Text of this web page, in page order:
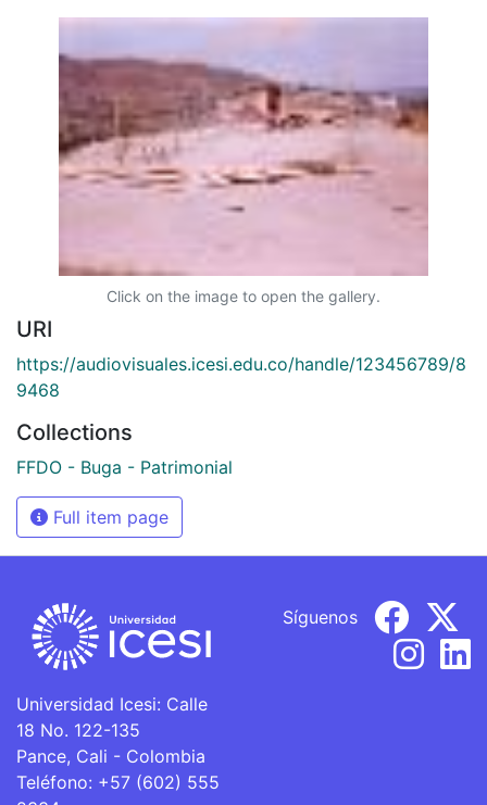
Click on the image to open the gallery.
URI
https://audiovisuales.icesi.edu.co/handle/123456789/8
9468
Collections
FFDO - Buga - Patrimonial
Full item page
Universidad Icesi: Calle
18 No. 122-135
Pance, Cali - Colombia
Teléfono: +57 (602) 555
Síguenos